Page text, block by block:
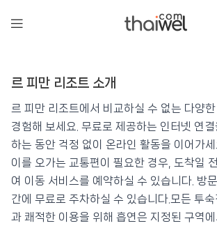
르 피만 리조트
📍 푸켓 ★★★ ⭐ 8.3
💰 최저가 확인 · 예약하기
르 피만 리조트 소개
르 피만 리조트에서 비교하실 수 없는 다양
경험해 보세요. 무료로 제공하는 인터넷 연
하는 동안 걱정 없이 온라인 활동을 이어가
이를 오가는 교통편이 필요한 경우, 도착일
여 이동 서비스를 예약하실 수 있습니다. 방
간에 무료로 주차하실 수 있습니다.모든 투
과 쾌적한 이용을 위해 흡연은 지정된 구역